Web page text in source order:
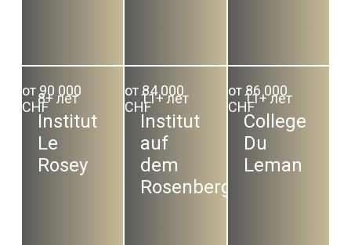
8+ лет
Institut
Le
Rosey
от 90 000
CHF
11+ лет
Institut
auf
dem
Rosenberg
от 84 000
CHF
11+ лет
College
Du
Leman
от 86 000
CHF